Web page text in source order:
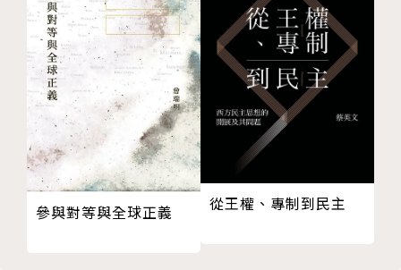
●在印度河─恆河平原出現的諸多小國，以摩揭陀國居
優勢地位，吞併其他國家後，國力並將橫跨整個印度。
此時婆羅門教式微，佛教、耆那教和宿命論等反吠陀宗
教出現。
●孔雀王朝是印度史上第一個帝國。第三代君主阿育王
時代國勢強盛，統治範圍幾乎擴及整個印度次大陸。阿
育王不僅宣揚佛法，也建立正法，終結派系之間的鬥
爭。非暴力的慈悲原則，也首次成為君主治國的典範。
古典藝術文學
第八章 印度文明創造的世界
中亞
東亞
東南亞
中東與歐洲
第九章 突厥人與蒙兀兒人
伊斯蘭與印度
突厥人
參與對等與全球正義 從王權、專制到民主